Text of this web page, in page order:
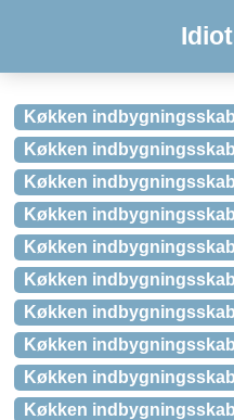
Køkken
Køkken
Køkken
Køkken
Køkken
Køkken
Køkken
Køkken
Køkken
Køkken